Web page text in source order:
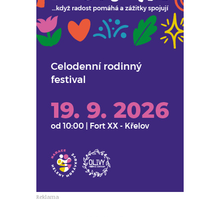
Reklama